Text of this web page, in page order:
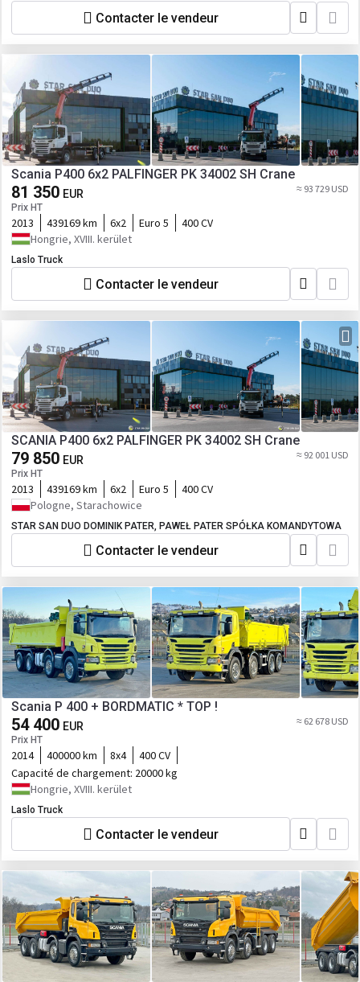
Contacter le vendeur
Scania P400 6x2 PALFINGER PK 34002 SH Crane
81 350 EUR
Prix HT
≈ 93 729 USD
2013 439169 km 6x2 Euro 5
400 CV
Hongrie, XVIII. kerület
Laslo Truck
Contacter le vendeur
SCANIA P400 6x2 PALFINGER PK 34002 SH Crane
79 850 EUR
Prix HT
≈ 92 001 USD
2013 439169 km 6x2 Euro 5
400 CV
Pologne, Starachowice
STAR SAN DUO DOMINIK PATER, PAWEŁ PATER SPÓŁKA KOMANDYTOWA
Contacter le vendeur
Scania P 400 + BORDMATIC * TOP !
54 400 EUR
Prix HT
≈ 62 678 USD
2014 400000 km 8x4
400 CV
Capacité de chargement: 20000 kg
Hongrie, XVIII. kerület
Laslo Truck
Contacter le vendeur